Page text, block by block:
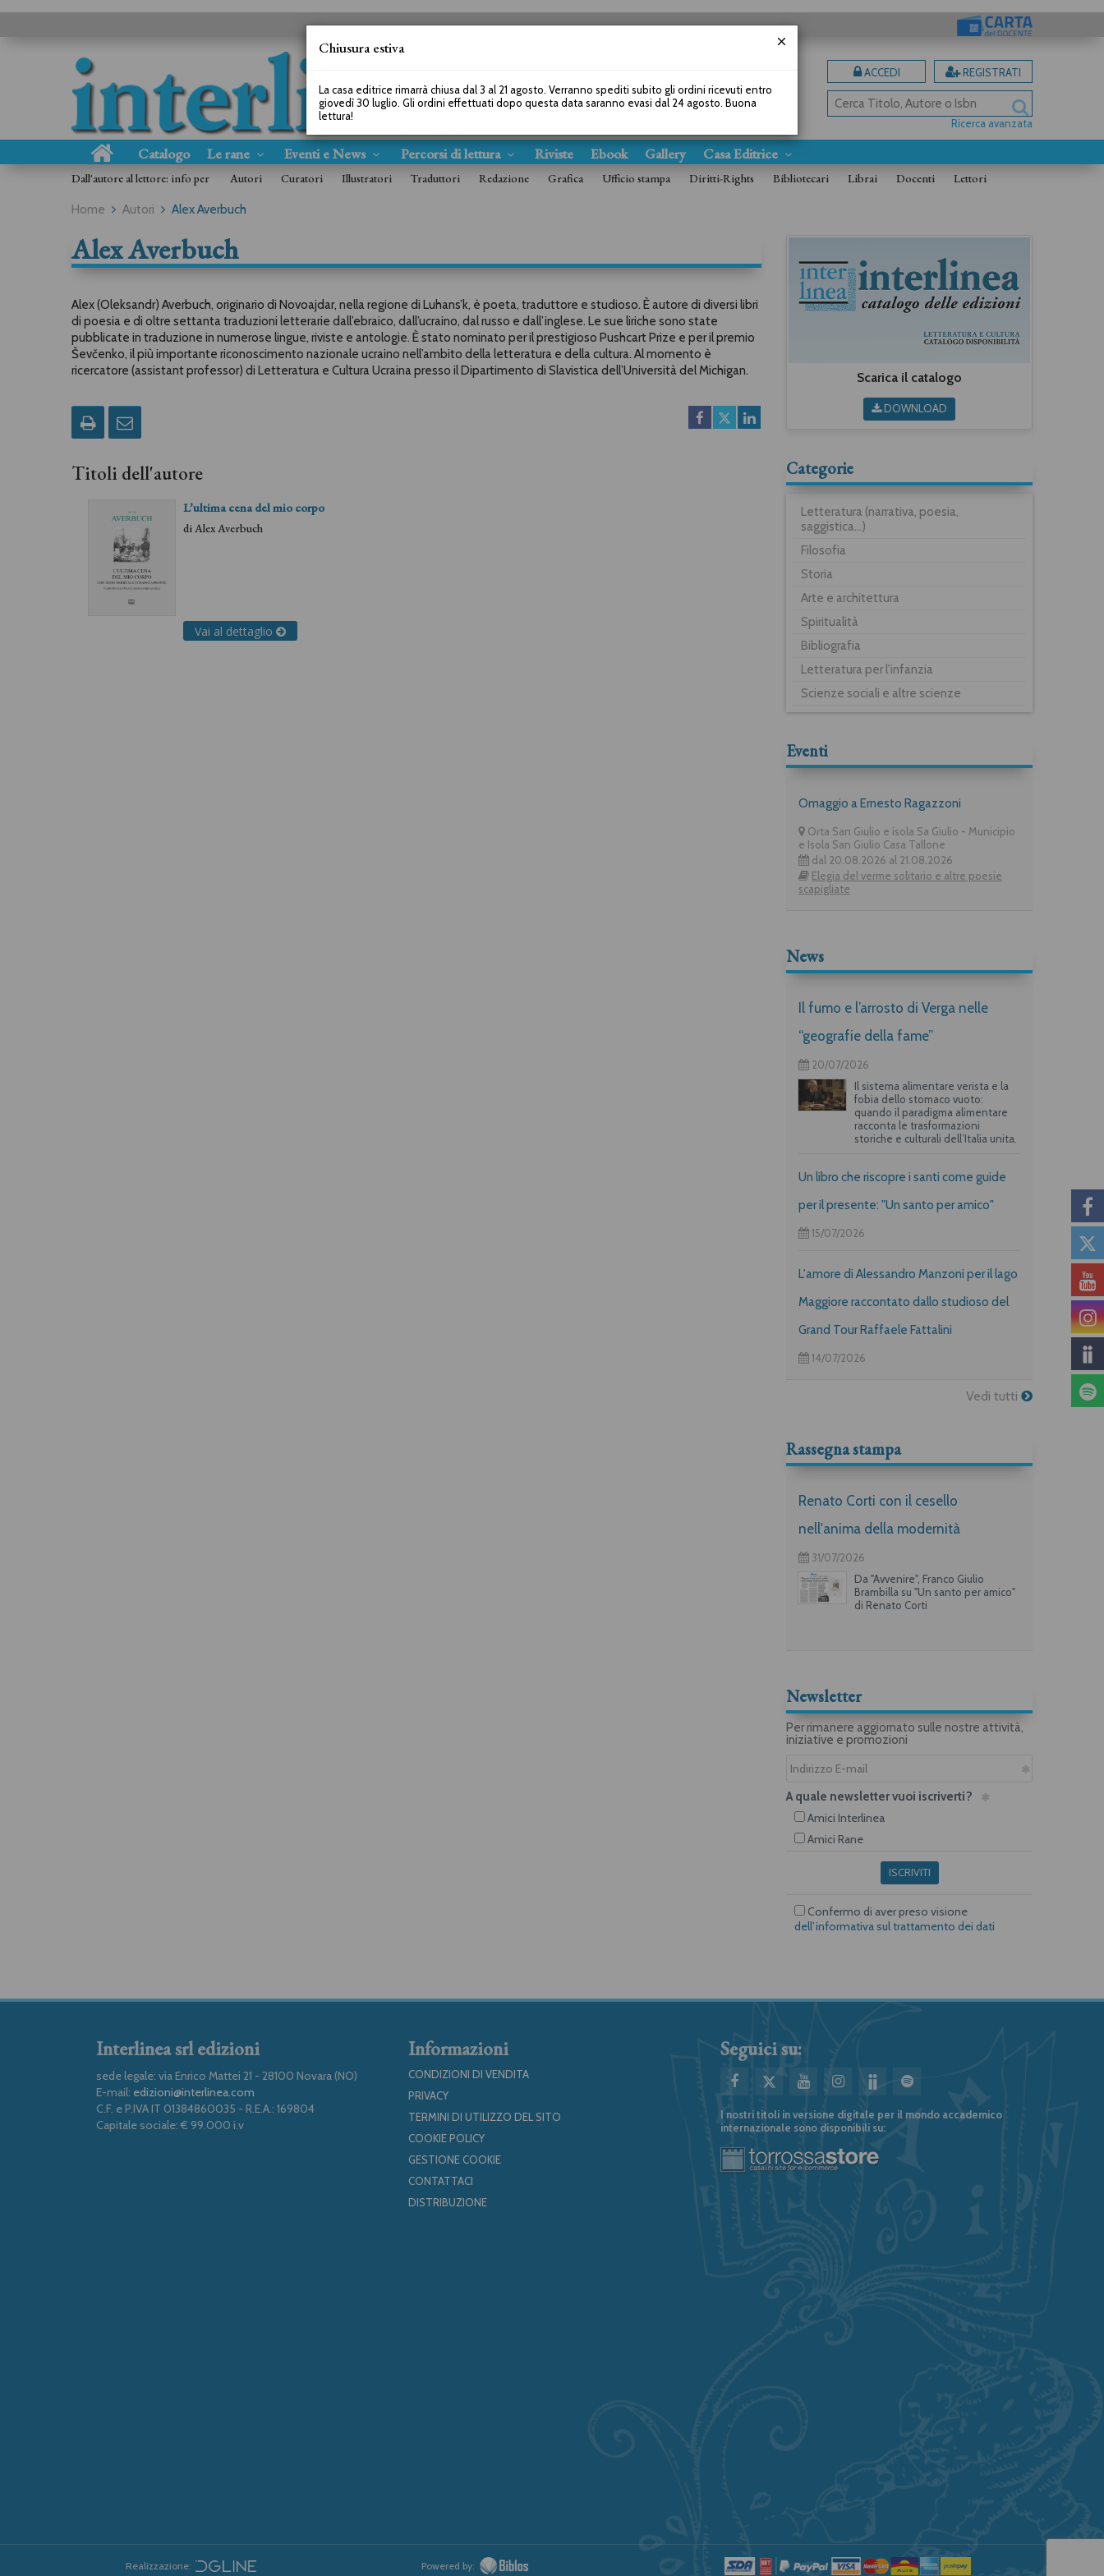
ACCEDI REGISTRATI
Ricerca avanzata
Catalogo Le rane Eventi e News Percorsi di lettura Riviste Ebook Gallery Casa Editrice
Dall'autore al lettore: info per Autori Curatori Illustratori Traduttori Redazione Grafica Ufficio stampa Diritti-Rights Bibliotecari Librai Docenti Lettori
Home Autori Alex Averbuch
Alex Averbuch
Alex (Oleksandr) Averbuch, originario di Novoajdar, nella regione di Luhans’k, è poeta, traduttore e studioso. È autore di diversi libri
di poesia e di oltre settanta traduzioni letterarie dall’ebraico, dall’ucraino, dal russo e dall’inglese. Le sue liriche sono state
pubblicate in traduzione in numerose lingue, riviste e antologie. È stato nominato per il prestigioso Pushcart Prize e per il premio
Ševčenko, il più importante riconoscimento nazionale ucraino nell’ambito della letteratura e della cultura. Al momento è
ricercatore (assistant professor) di Letteratura e Cultura Ucraina presso il Dipartimento di Slavistica dell’Università del Michigan.
Titoli dell'autore
L’ultima cena del mio corpo
diAlex Averbuch
Vai al dettaglio
Scarica il catalogo
DOWNLOAD
Categorie
Letteratura (narrativa, poesia,
saggistica...)
Filosofia
Storia
Arte e architettura
Spiritualità
Bibliografia
Letteratura per l'infanzia
Scienze sociali e altre scienze
Eventi
Omaggio a Ernesto Ragazzoni
Orta San Giulio e isola Sa Giulio - Municipio
e Isola San Giulio Casa Tallone
dal 20.08.2026 al 21.08.2026
Elegia del verme solitario e altre poesie
scapigliate
News
Il fumo e l’arrosto di Verga nelle
“geografie della fame”
20/07/2026
Il sistema alimentare verista e la
fobia dello stomaco vuoto:
quando il paradigma alimentare
racconta le trasformazioni
storiche e culturali dell’Italia unita.
Un libro che riscopre i santi come guide
per il presente: "Un santo per amico"
15/07/2026
L'amore di Alessandro Manzoni per il lago
Maggiore raccontato dallo studioso del
Grand Tour Raffaele Fattalini
14/07/2026
Vedi tutti
Rassegna stampa
Renato Corti con il cesello
nell'anima della modernità
31/07/2026
Da "Avvenire", Franco Giulio
Brambilla su "Un santo per amico"
di Renato Corti
Newsletter
Per rimanere aggiornato sulle nostre attività,
iniziative e promozioni
A quale newsletter vuoi iscriverti?
Amici Interlinea
Amici Rane
ISCRIVITI
Confermo di aver preso visione
dell’informativa sul trattamento dei dati
Interlinea srl edizioni
sede legale: via Enrico Mattei 21 - 28100 Novara (NO)
E-mail: edizioni@interlinea.com
C.F. e P.IVA IT 01384860035 - R.E.A.: 169804
Capitale sociale: € 99.000 i.v
Informazioni
CONDIZIONI DI VENDITA
PRIVACY
TERMINI DI UTILIZZO DEL SITO
COOKIE POLICY
GESTIONE COOKIE
CONTATTACI
DISTRIBUZIONE
Seguici su:
I nostri titoli in versione digitale per il mondo accademico
internazionale sono disponibili su:
Realizzazione: Powered by:
Chiusura estiva
La casa editrice rimarrà chiusa dal 3 al 21 agosto. Verranno spediti subito gli ordini ricevuti entro
giovedì 30 luglio. Gli ordini effettuati dopo questa data saranno evasi dal 24 agosto. Buona
lettura!